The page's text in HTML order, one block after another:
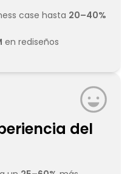
case hasta 20–40%
en rediseños
del